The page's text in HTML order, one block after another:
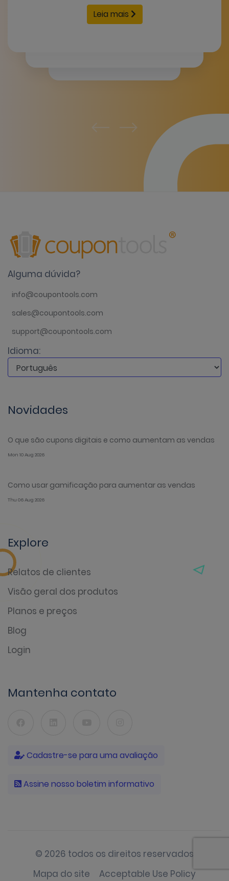
Leia mais
Alguma dúvida?
info@coupontools.com
sales@coupontools.com
support@coupontools.com
Idioma:
Novidades
O que são cupons digitais e como aumentam as vendas
Mon 10 Aug 2026
Como usar gamificação para aumentar as vendas
Thu 06 Aug 2026
Explore
Relatos de clientes
Visão geral dos produtos
Planos e preços
Blog
Login
Mantenha contato
Cadastre-se para uma avaliação
Assine nosso boletim informativo
© 2026 todos os direitos reservados
Mapa do site
Acceptable Use Policy